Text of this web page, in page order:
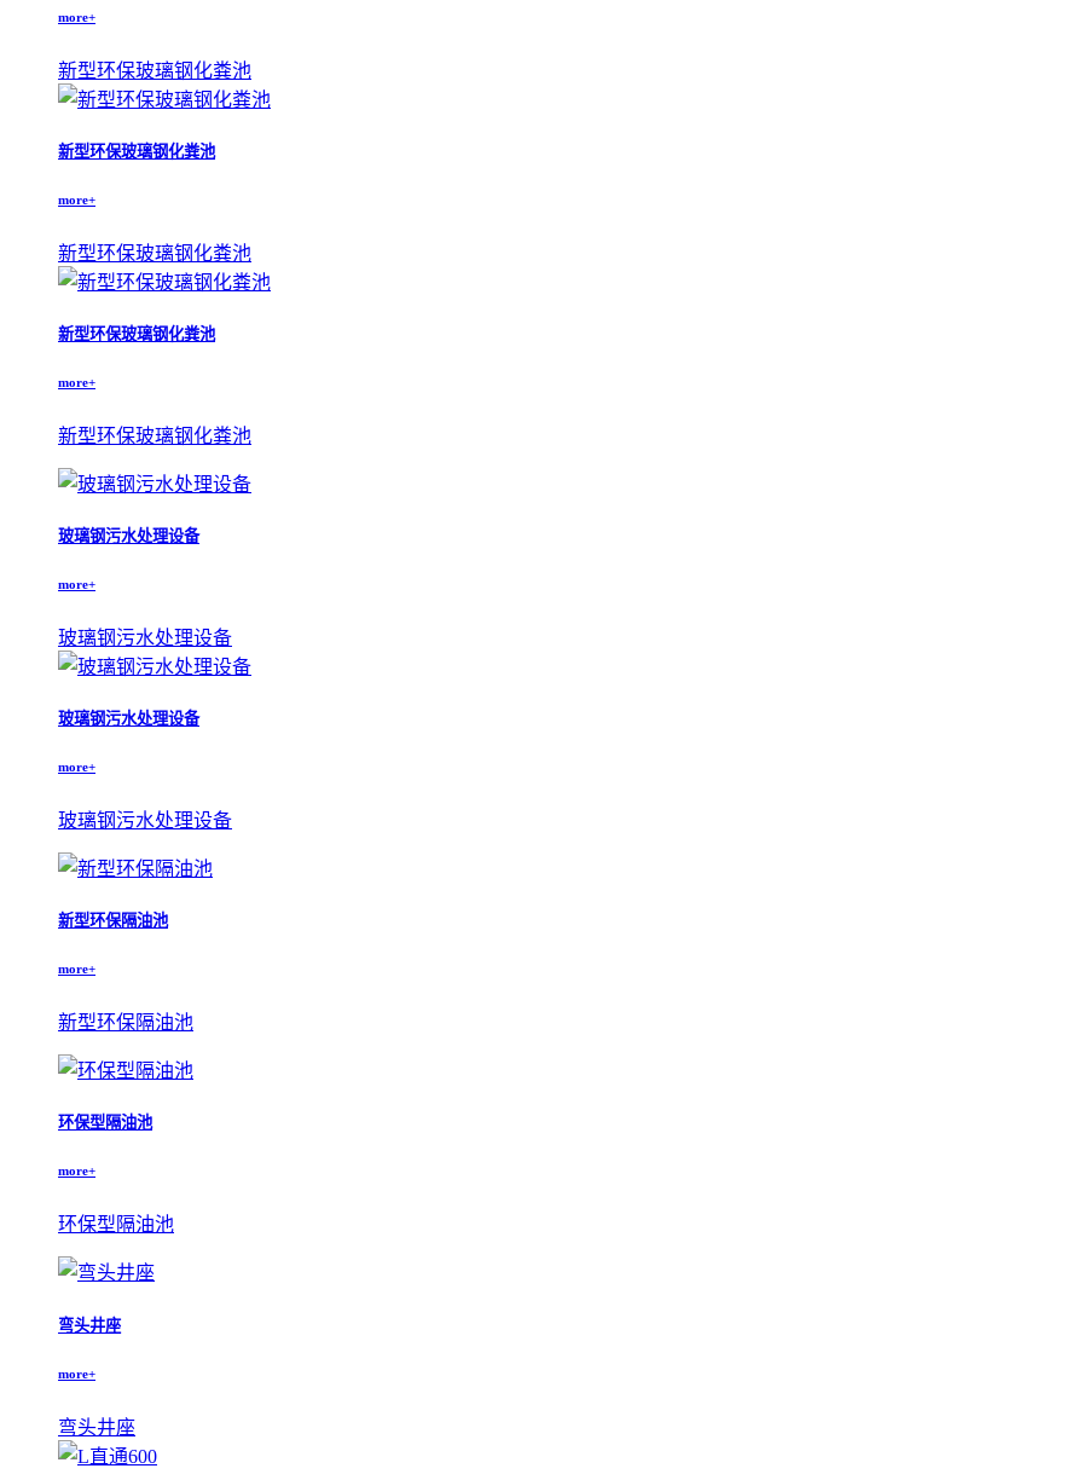
more+
新型环保玻璃钢化粪池
新型环保玻璃钢化粪池
more+
新型环保玻璃钢化粪池
新型环保玻璃钢化粪池
more+
新型环保玻璃钢化粪池
玻璃钢污水处理设备
more+
玻璃钢污水处理设备
玻璃钢污水处理设备
more+
玻璃钢污水处理设备
新型环保隔油池
more+
新型环保隔油池
环保型隔油池
more+
环保型隔油池
弯头井座
more+
弯头井座